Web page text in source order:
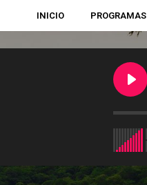
INICIO PROGRAMAS